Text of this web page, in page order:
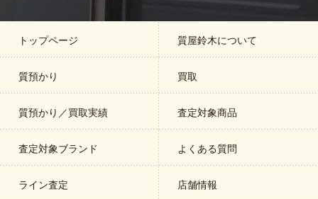
トップページ 質屋鈴木について
質預かり 買取
質預かり／買取実績 査定対象商品
査定対象ブランド よくある質問
ライン査定 店舗情報